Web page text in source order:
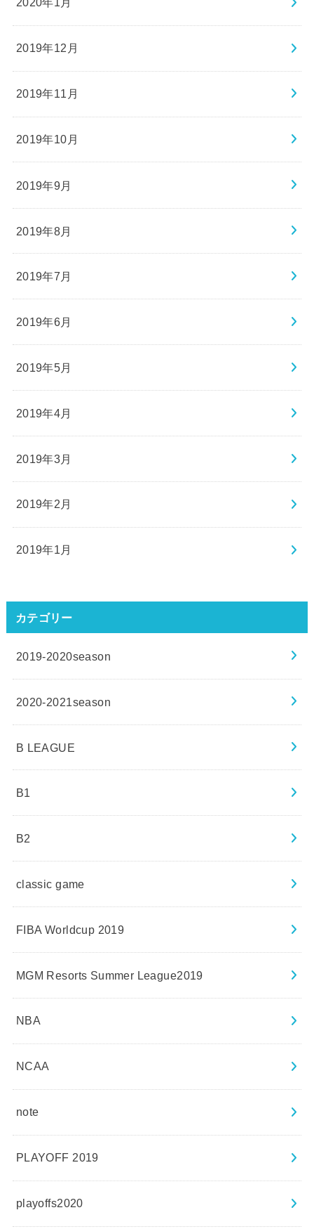
2019年12月
2019年11月
2019年10月
2019年9月
2019年8月
2019年7月
2019年6月
2019年5月
2019年4月
2019年3月
2019年2月
2019年1月
カテゴリー
2019-2020season
2020-2021season
B LEAGUE
B1
B2
classic game
FIBA Worldcup 2019
MGM Resorts Summer League2019
NBA
NCAA
note
PLAYOFF 2019
playoffs2020